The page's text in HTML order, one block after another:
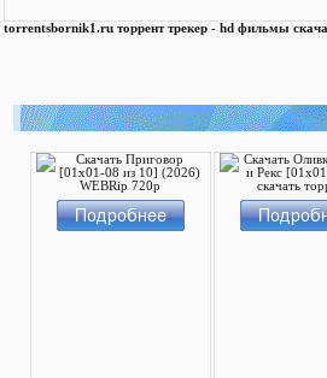
torrentsbornik1.ru торрент трекер - hd фильмы